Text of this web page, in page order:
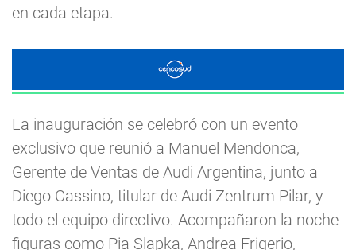
en cada etapa.
La inauguración se celebró con un evento
exclusivo que reunió a Manuel Mendonca,
Gerente de Ventas de Audi Argentina, junto a
Diego Cassino, titular de Audi Zentrum Pilar, y
todo el equipo directivo. Acompañaron la noche
figuras como Pia Slapka, Andrea Frigerio,